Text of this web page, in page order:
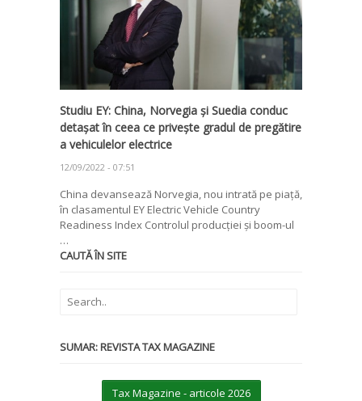
Studiu EY: China, Norvegia și Suedia conduc
detașat în ceea ce privește gradul de pregătire
a vehiculelor electrice
12/09/2022 - 07:51
China devansează Norvegia, nou intrată pe piață,
în clasamentul EY Electric Vehicle Country
Readiness Index Controlul producției și boom-ul
…
CAUTĂ ÎN SITE
SUMAR: REVISTA TAX MAGAZINE
Tax Magazine - articole 2026